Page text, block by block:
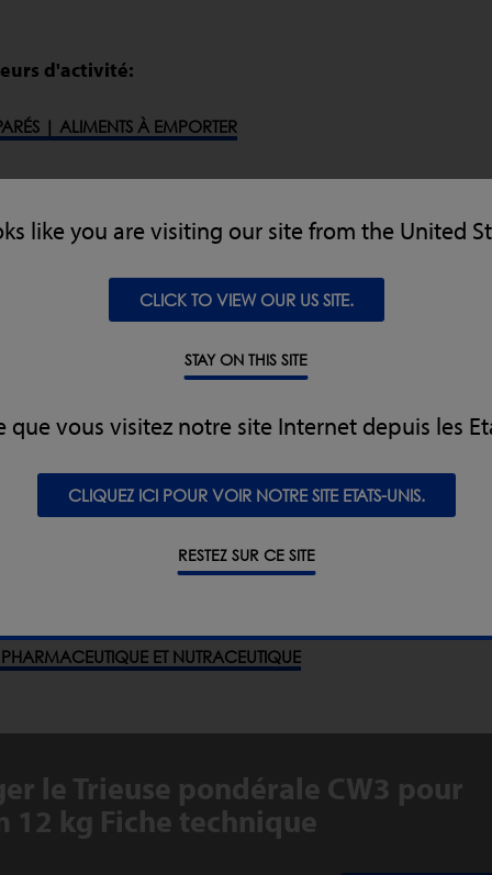
like you are visiting our site from the United
CLICK TO VIEW OUR US SITE.
STAY ON THIS SITE
que vous visitez notre site Internet depuis les
CLIQUEZ ICI POUR VOIR NOTRE SITE ETATS-UNIS.
RESTEZ SUR CE SITE
d'activité:
| ALIMENTS À EMPORTER
ET CÉRÉALES
ET NUTRACEUTIQUE
le Trieuse pondérale CW3 pour
12 kg Fiche technique